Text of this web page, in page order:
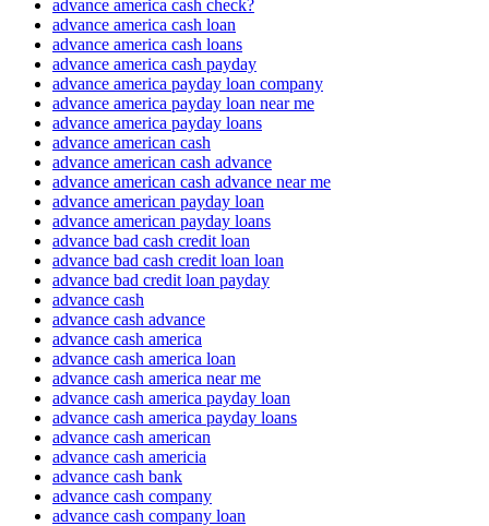
advance america cash check?
advance america cash loan
advance america cash loans
advance america cash payday
advance america payday loan company
advance america payday loan near me
advance america payday loans
advance american cash
advance american cash advance
advance american cash advance near me
advance american payday loan
advance american payday loans
advance bad cash credit loan
advance bad cash credit loan loan
advance bad credit loan payday
advance cash
advance cash advance
advance cash america
advance cash america loan
advance cash america near me
advance cash america payday loan
advance cash america payday loans
advance cash american
advance cash americia
advance cash bank
advance cash company
advance cash company loan